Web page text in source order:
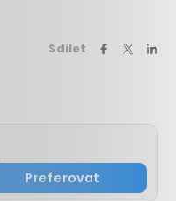
Sdílet
Preferovat